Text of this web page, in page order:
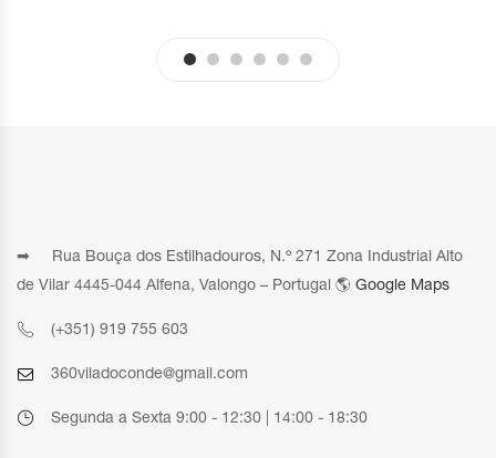
➡ Rua Bouça dos Estilhadouros, N.º 271 Zona Industrial Alto
de Vilar 4445-044 Alfena, Valongo – Portugal 🌎 Google Maps
(+351) 919 755 603
360viladoconde@gmail.com
Segunda a Sexta 9:00 - 12:30 | 14:00 - 18:30